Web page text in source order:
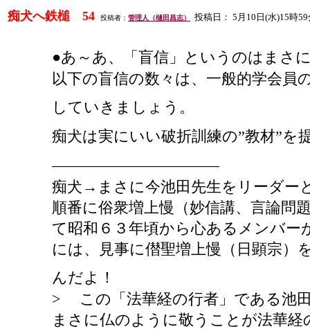
痴犬へ鉄槌 54 投稿者： 管理人（樋田昌志） 投稿日： 5 月 10 日 (水)15時59
●あ～あ、「盲信」というのはまさ
以下の盲信の数々は、一般的学会
していきましょう。
痴犬は実にいい破折訓練の”教材”を
―――――――――――
痴犬 →まさに今池田先生をリーダー
順番に俗衆増上慢（妙信講、言論問
て昭和６３年頃から心あるメンバー
には、見事に僣聖増上慢（日顕宗）
んだよ！
> この「法華経の行者」である池
まさに仏のように敬うことが法華